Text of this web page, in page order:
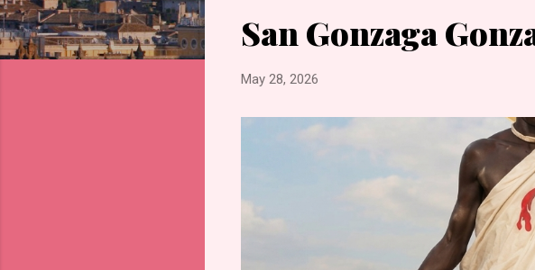
San Gonzaga
May 28, 2026